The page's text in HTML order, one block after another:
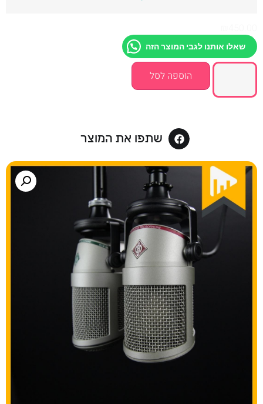
שאלו אותנו לגבי המוצר הזה
הוספה לסל
שתפו את המוצר